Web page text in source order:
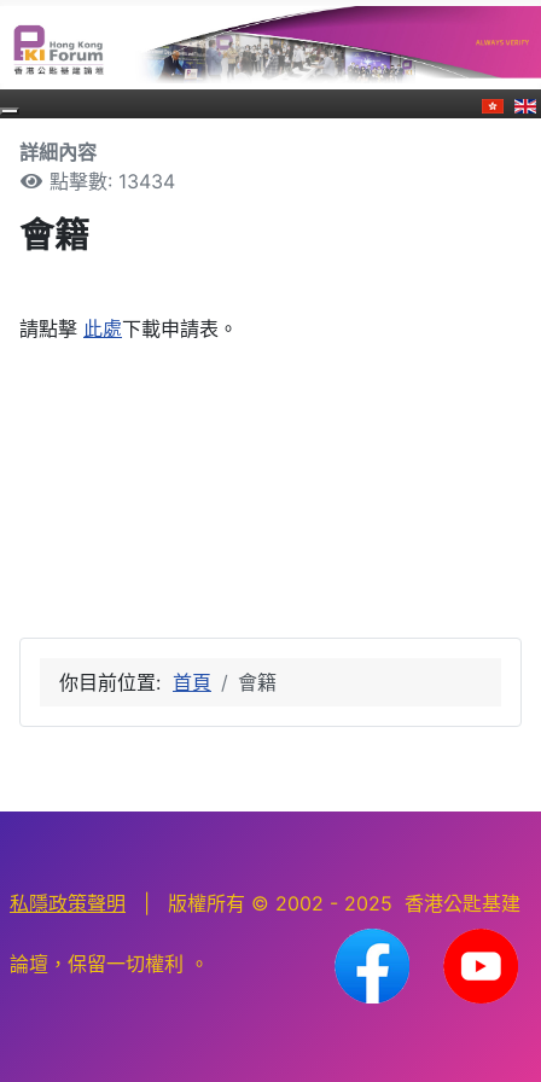
詳細內容
點擊數: 13434
會籍
請點擊 此處下載申請表。
你目前位置: 首頁 會籍
私隱政策聲明 | 版權所有 © 2002 - 2025 香港公匙基建
論壇，保留一切權利 。